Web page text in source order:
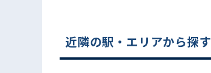
近隣の駅・エリアから探す